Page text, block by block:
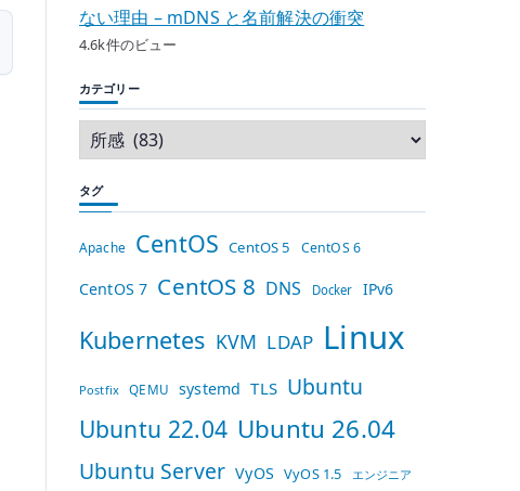
ない理由 – mDNS と名前解決の衝突
4.6k件のビュー
カテゴリー
タグ
Apache CentOS CentOS 5 CentOS 6
CentOS 7 CentOS 8 DNS Docker IPv6
Kubernetes KVM LDAP Linux
Postfix QEMU systemd TLS Ubuntu
Ubuntu 22.04 Ubuntu 26.04
Ubuntu Server VyOS VyOS 1.5 エンジニア